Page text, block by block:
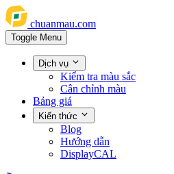
chuanmau.com
Toggle Menu
Dịch vụ
Kiểm tra màu sắc
Cân chỉnh màu
Bảng giá
Kiến thức
Blog
Hướng dẫn
DisplayCAL